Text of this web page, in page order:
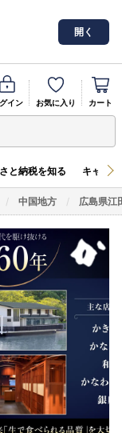
開く
イン お気に入り カート
と納税を知る キャン
中国地方 広島県江